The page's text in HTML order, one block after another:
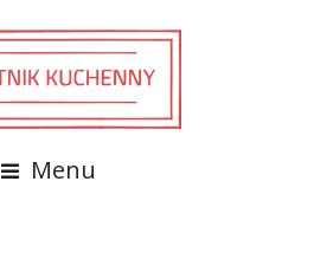
Menu